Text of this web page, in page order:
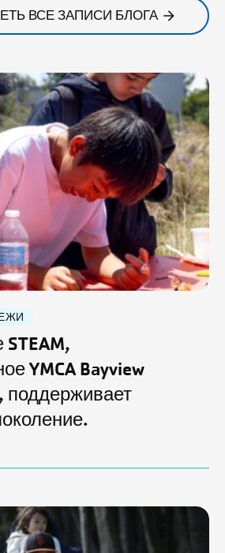
ВСЕ ЗАПИСИ БЛОГА
YMCA Bayview
поддерживает